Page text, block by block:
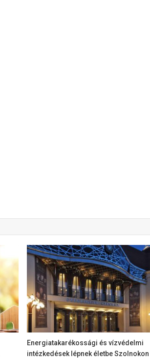
Energiatakarékossági és vízvédelmi
intézkedések lépnek életbe Szolnokon